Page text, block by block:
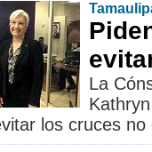
La
los cruces no